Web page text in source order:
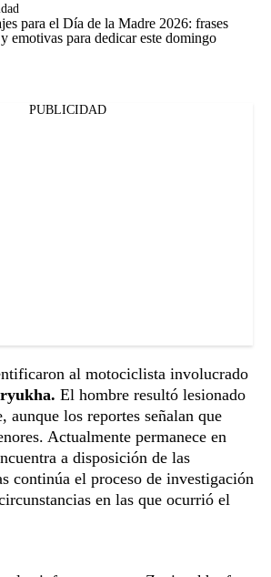
para el Día de la Madre 2026: frases
emotivas para dedicar este domingo
PUBLICIDAD
al motociclista involucrado
El hombre resultó lesionado
aunque los reportes señalan que
Actualmente permanece en
a disposición de las
continúa el proceso de investigación
en las que ocurrió el